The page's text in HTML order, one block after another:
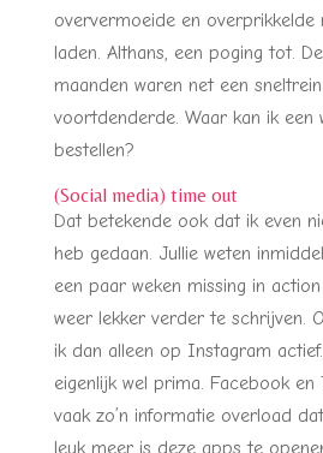
oververmoeide en
laden. Althans, een poging tot.
maanden waren net een
voortdenderde. Waar kan ik een
bestellen?
(Social media) time out
Dat betekende ook dat ik even
heb gedaan. Jullie weten
een paar weken missing in
weer lekker verder te schrijven.
ik dan alleen op Instagram
eigenlijk wel prima. Facebook
vaak zo’n informatie overload
leuk meer is deze apps te